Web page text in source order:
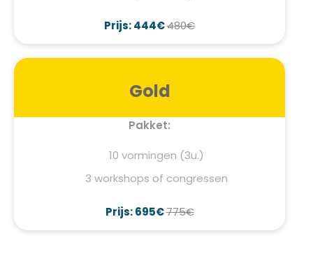
Prijs: 444€480€
Gold
Pakket:
10 vormingen (3u.)
3 workshops of congressen
Prijs: 695€775€